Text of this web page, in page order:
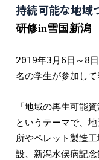
持続可能な地域
研修in雪国新潟
2019年3月 6日～ 8
名の学生が参加して
「地域の再生可能
というテーマで、
所やペレット製造
設、新潟水俣病記